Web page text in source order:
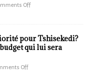
Off
pour Tshisekedi?
qui lui sera
Off